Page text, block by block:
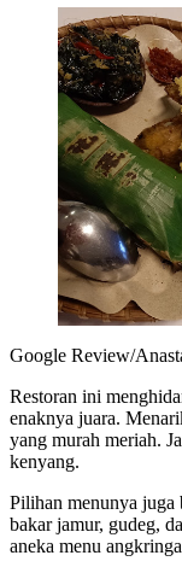
Google Review/
Restoran ini
enaknya juara.
yang murah meriah.
kenyang.
Pilihan menunya juga
bakar jamur, gudeg,
aneka menu